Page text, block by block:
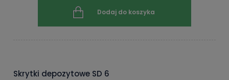
Dodaj do koszyka
Skrytki depozytowe SD 6